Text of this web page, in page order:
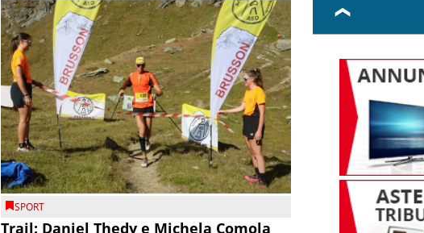
SPORT
Trail: Daniel Thedy e Michela Comola